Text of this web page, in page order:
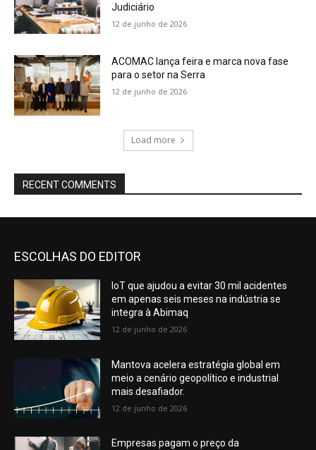
Judiciário
12 de junho de 2026
ACOMAC lança feira e marca nova fase
para o setor na Serra
12 de junho de 2026
Load more
RECENT COMMENTS
ESCOLHAS DO EDITOR
IoT que ajudou a evitar 30 mil acidentes
em apenas seis meses na indústria se
integra à Abimaq
12 de junho de 2026
Mantova acelera estratégia global em
meio a cenário geopolítico e industrial
mais desafiador.
12 de junho de 2026
Empresas pagam o preço da